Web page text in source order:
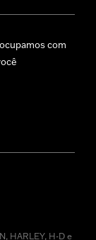
com
HARLEY, H-D e